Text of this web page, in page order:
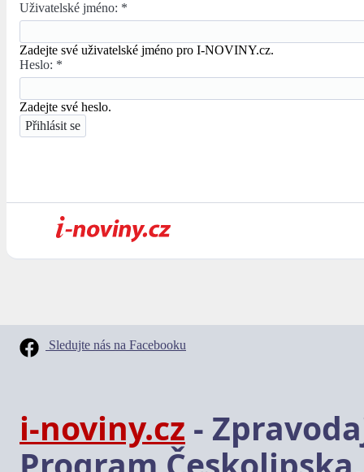
Uživatelské jméno: *
Zadejte své uživatelské jméno pro I-NOVINY.cz.
Heslo: *
Zadejte své heslo.
Sledujte nás na Facebooku
i-noviny.cz -